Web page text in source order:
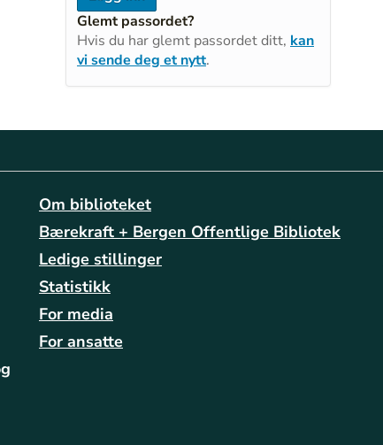
Glemt passordet?
Hvis du har glemt passordet ditt, kan
vi sende deg et nytt.
Om biblioteket
Bærekraft + Bergen Offentlige Bibliotek
Ledige stillinger
Statistikk
For media
For ansatte